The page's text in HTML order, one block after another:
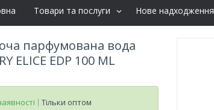
Товари та послуги Нове надходження
парфумована вода
ELICE EDP 100 ML
Тільки оптом